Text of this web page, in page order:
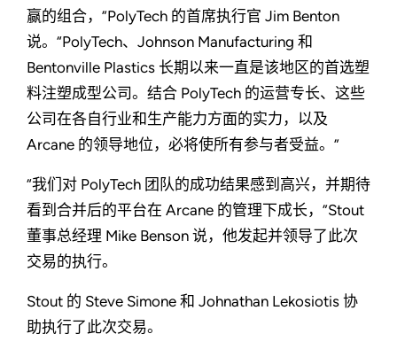
赢的组合，”PolyTech 的首席执行官 Jim Benton
说。“PolyTech、Johnson Manufacturing 和
Bentonville Plastics 长期以来一直是该地区的首选塑
料注塑成型公司。结合 PolyTech 的运营专长、这些
公司在各自行业和生产能力方面的实力，以及
Arcane 的领导地位，必将使所有参与者受益。”
“我们对 PolyTech 团队的成功结果感到高兴，并期待
看到合并后的平台在 Arcane 的管理下成长，”Stout
董事总经理 Mike Benson 说，他发起并领导了此次
交易的执行。
Stout 的 Steve Simone 和 Johnathan Lekosiotis 协
助执行了此次交易。